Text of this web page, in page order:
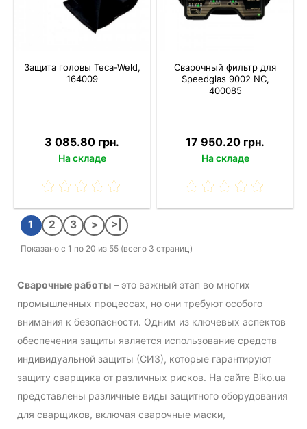
Защита головы Teca-Weld,
164009
3 085.80 грн.
На складе
Сварочный фильтр для
Speedglas 9002 NC,
400085
17 950.20 грн.
На складе
1 2 3 > >|
Показано с 1 по 20 из 55 (всего 3 страниц)
Сварочные работы – это важный этап во многих
промышленных процессах, но они требуют особого
внимания к безопасности. Одним из ключевых аспектов
обеспечения защиты является использование средств
индивидуальной защиты (СИЗ), которые гарантируют
защиту сварщика от различных рисков. На сайте Biko.ua
представлены различные виды защитного оборудования
для сварщиков, включая сварочные маски,